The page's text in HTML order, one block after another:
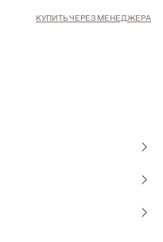
КУПИТЬ ЧЕРЕЗ МЕНЕДЖЕРА